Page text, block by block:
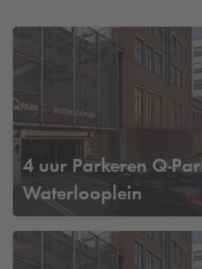
4 uur Parkeren Q-
Waterlooplein